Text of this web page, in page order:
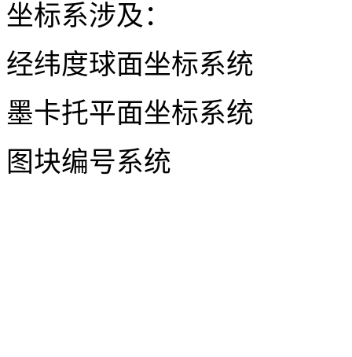
坐标系涉及：
经纬度球面坐标系统
墨卡托平面坐标系统
图块编号系统